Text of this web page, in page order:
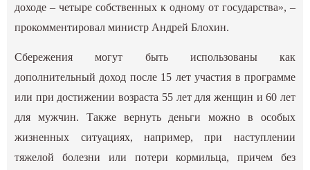
доходе – четыре собственных к одному от государства», –
прокомментировал министр Андрей Блохин.
Сбережения могут быть использованы как
дополнительный доход после 15 лет участия в программе
или при достижении возраста 55 лет для женщин и 60 лет
для мужчин. Также вернуть деньги можно в особых
жизненных ситуациях, например, при наступлении
тяжелой болезни или потери кормильца, причем без